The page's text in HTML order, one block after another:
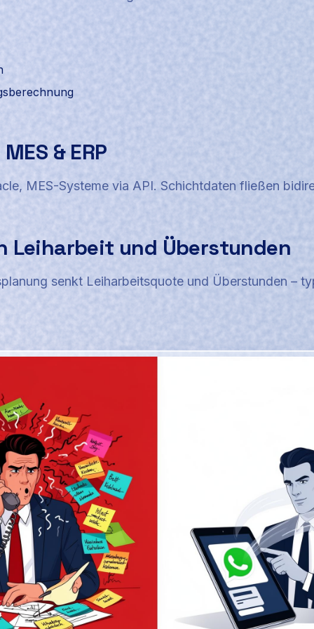
& ERP
MES-Systeme via API. Schichtdaten fließen
Leiharbeit und Überstunden
senkt Leiharbeitsquote und Überstunden –